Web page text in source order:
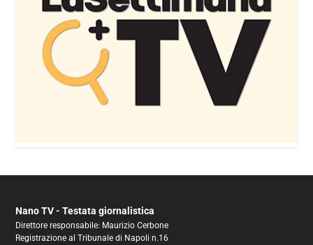
Nano TV - Testata giornalistica
Direttore responsabile: Maurizio Cerbone
Registrazione al Tribunale di Napoli n.16